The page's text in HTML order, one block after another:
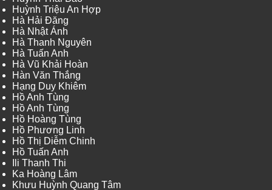
Huỳnh Triệu An Hợp
Hà Hải Đăng
Hà Nhật Ánh
Hà Thanh Nguyên
Hà Tuấn Anh
Hà Vũ Khải Hoàn
Hàn Văn Thắng
Hạng Duy Khiêm
Hồ Anh Tùng
Hồ Anh Tùng
Hồ Hoàng Tùng
Hồ Phương Linh
Hồ Thị Diễm Chinh
Hồ Tuấn Anh
Ili Thanh Thi
Ka Hoàng Lâm
Khưu Huỳnh Quang Tâm